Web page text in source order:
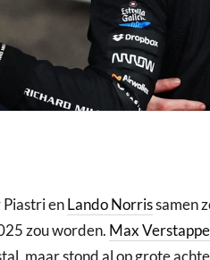
enLando Norrissamen
zou worden. Max
maar stond al op grote